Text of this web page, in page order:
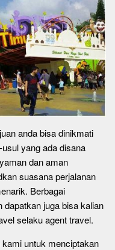
anda bisa dinikmati
yang ada disana
dan aman
suasana perjalanan
Berbagai
juga bisa kalian
selaku agent travel.
untuk menciptakan